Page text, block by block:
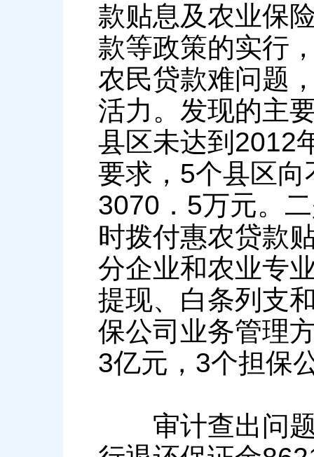
款贴息及农业保
款等政策的实行
农民贷款难问题
活力。发现的主
县区未达到2012
要求，5个县区
3070．5万元。
时拨付惠农贷款
分企业和农业专
提现、白条列支
保公司业务管理
3亿元，3个担保
审计查出问题